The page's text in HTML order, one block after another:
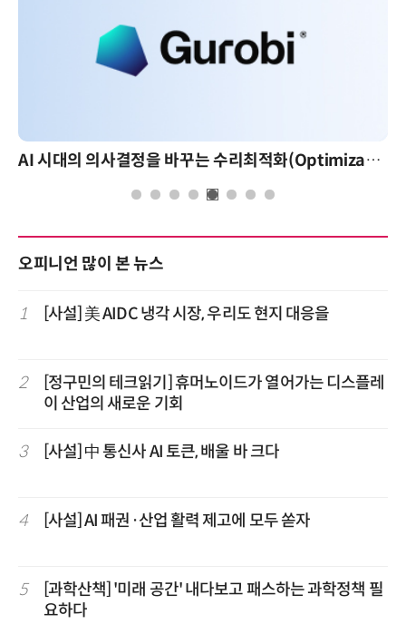
AI 시대의 의사결정을 바꾸는 수리최적화(Optimization): 실제 산업 적용 사례와 활용 전략
오피니언 많이 본 뉴스
1 [사설] 美 AIDC 냉각 시장, 우리도 현지 대응을
2
[정구민의 테크읽기] 휴머노이드가 열어가는 디스플레
이 산업의 새로운 기회
3 [사설] 中 통신사 AI 토큰, 배울 바 크다
4 [사설] AI 패권·산업 활력 제고에 모두 쏟자
5
[과학산책] '미래 공간' 내다보고 패스하는 과학정책 필
요하다